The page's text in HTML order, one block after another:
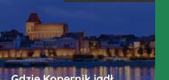
wiele
wariantów.
Opcje